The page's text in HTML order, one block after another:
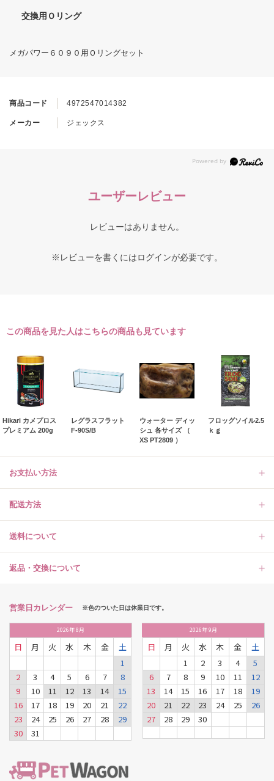
商品コード 4972547014382
メーカー ジェックス
交換用Ｏリング
メガパワー６０９０用Ｏリングセット
ユーザーレビュー
レビューはありません。
※レビューを書くにはログインが必要です。
この商品を見た人はこちらの商品も見ています
Hikari カメプロス
プレミアム 200g
レグラスフラット
F-90S/B
ウォーター ディッ
シュ 各サイズ （
XS PT2809 ）
フロッグソイル2.5
ｋｇ
お支払い方法
配送方法
送料について
返品・交換について
営業日カレンダー ※色のついた日は休業日です。
2026年8月
日 月 火 水 木 金
土
1
2
3 4 5 6 7
8
9
10 11 12 13 14
15
16
17 18 19 20 21
22
23
24 25 26 27 28
29
30
31
2026年9月
日 月 火 水 木 金
土
1
2 3 4
5
6
7 8 9 10 11
12
13
14 15 16 17 18
19
20
21 22 23 24 25
26
27
28 29 30